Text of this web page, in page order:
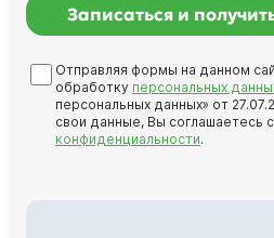
Записаться и
Отправляя формы на данном
обработку персональных
персональных данных» от
свои данные, Вы соглашаетесь с
конфиденциальности.